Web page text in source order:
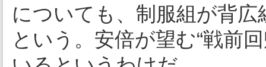
についても、制服組が背
という。安倍が望む“戦前